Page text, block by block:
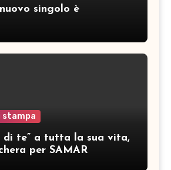
singolo è
stampa
di te” a tutta la sua vita,
per SAMAR